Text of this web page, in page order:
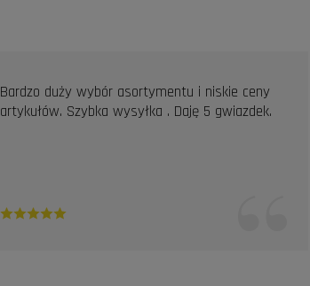
Bardzo duży wybór asortymentu i niskie ceny
artykułów. Szybka wysyłka . Daję 5 gwiazdek.